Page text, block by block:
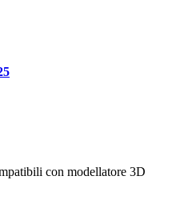
con modellatore 3D